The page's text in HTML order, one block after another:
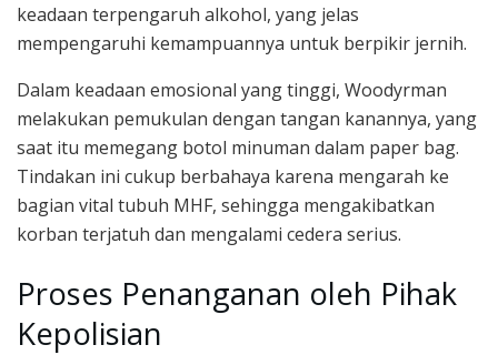
keadaan terpengaruh alkohol, yang jelas
mempengaruhi kemampuannya untuk berpikir jernih.
Dalam keadaan emosional yang tinggi, Woodyrman
melakukan pemukulan dengan tangan kanannya, yang
saat itu memegang botol minuman dalam paper bag.
Tindakan ini cukup berbahaya karena mengarah ke
bagian vital tubuh MHF, sehingga mengakibatkan
korban terjatuh dan mengalami cedera serius.
Proses Penanganan oleh Pihak
Kepolisian